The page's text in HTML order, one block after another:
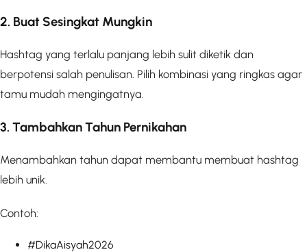
2. Buat Sesingkat Mungkin
Hashtag yang terlalu panjang lebih sulit diketik dan
berpotensi salah penulisan. Pilih kombinasi yang ringkas agar
tamu mudah mengingatnya.
3. Tambahkan Tahun Pernikahan
Menambahkan tahun dapat membantu membuat hashtag
lebih unik.
Contoh:
#DikaAisyah2026